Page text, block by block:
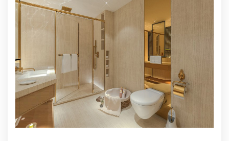
DETAYLI İNCELE